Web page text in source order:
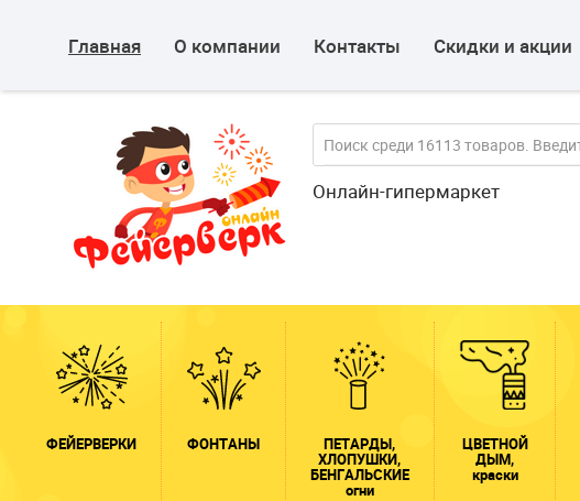
Главная О компании Контакты Скидки и акции
Онлайн-гипермаркет
ФЕЙЕРВЕРКИ ФОНТАНЫ ПЕТАРДЫ,
ХЛОПУШКИ,
БЕНГАЛЬСКИЕ
огни
ЦВЕТНОЙ
ДЫМ,
краски